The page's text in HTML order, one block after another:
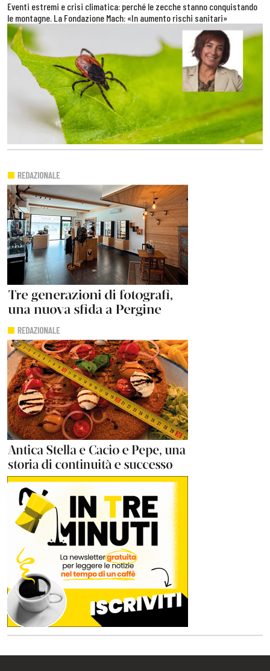
Eventi estremi e crisi climatica: perché le zecche stanno conquistando
le montagne. La Fondazione Mach: «In aumento rischi sanitari»